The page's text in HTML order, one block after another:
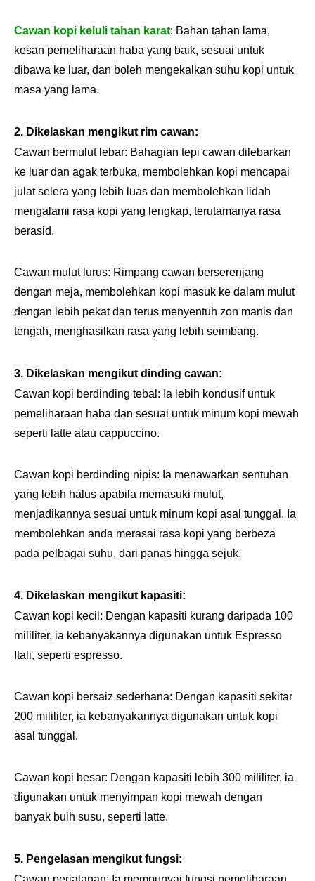
Cawan kopi keluli tahan karat: Bahan tahan lama,
kesan pemeliharaan haba yang baik, sesuai untuk
dibawa ke luar, dan boleh mengekalkan suhu kopi untuk
masa yang lama.
2. Dikelaskan mengikut rim cawan:
Cawan bermulut lebar: Bahagian tepi cawan dilebarkan
ke luar dan agak terbuka, membolehkan kopi mencapai
julat selera yang lebih luas dan membolehkan lidah
mengalami rasa kopi yang lengkap, terutamanya rasa
berasid.
Cawan mulut lurus: Rimpang cawan berserenjang
dengan meja, membolehkan kopi masuk ke dalam mulut
dengan lebih pekat dan terus menyentuh zon manis dan
tengah, menghasilkan rasa yang lebih seimbang.
3. Dikelaskan mengikut dinding cawan:
Cawan kopi berdinding tebal: Ia lebih kondusif untuk
pemeliharaan haba dan sesuai untuk minum kopi mewah
seperti latte atau cappuccino.
Cawan kopi berdinding nipis: Ia menawarkan sentuhan
yang lebih halus apabila memasuki mulut,
menjadikannya sesuai untuk minum kopi asal tunggal. Ia
membolehkan anda merasai rasa kopi yang berbeza
pada pelbagai suhu, dari panas hingga sejuk.
4. Dikelaskan mengikut kapasiti:
Cawan kopi kecil: Dengan kapasiti kurang daripada 100
mililiter, ia kebanyakannya digunakan untuk Espresso
Itali, seperti espresso.
Cawan kopi bersaiz sederhana: Dengan kapasiti sekitar
200 mililiter, ia kebanyakannya digunakan untuk kopi
asal tunggal.
Cawan kopi besar: Dengan kapasiti lebih 300 mililiter, ia
digunakan untuk menyimpan kopi mewah dengan
banyak buih susu, seperti latte.
5. Pengelasan mengikut fungsi: